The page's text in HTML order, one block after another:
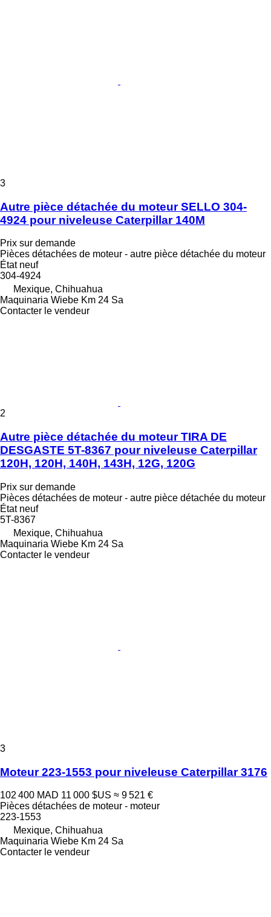
3
Autre pièce détachée du moteur SELLO 304-
4924 pour niveleuse Caterpillar 140M
Prix sur demande
Pièces détachées de moteur - autre pièce détachée du moteur
Étatneuf
304-4924
Mexique, Chihuahua
Maquinaria Wiebe Km 24 Sa
Contacter le vendeur
2
Autre pièce détachée du moteur TIRA DE
DESGASTE 5T-8367 pour niveleuse Caterpillar
120H, 120H, 140H, 143H, 12G, 120G
Prix sur demande
Pièces détachées de moteur - autre pièce détachée du moteur
Étatneuf
5T-8367
Mexique, Chihuahua
Maquinaria Wiebe Km 24 Sa
Contacter le vendeur
3
Moteur 223-1553 pour niveleuse Caterpillar 3176
102 400 MAD 11 000 $US ≈ 9 521 €
Pièces détachées de moteur - moteur
223-1553
Mexique, Chihuahua
Maquinaria Wiebe Km 24 Sa
Contacter le vendeur